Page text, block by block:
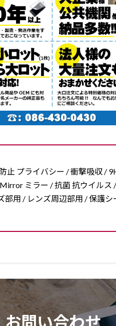
止 プライバシー / 衝撃吸収 /
ミラー / 抗菌 抗ウイル
用 / レンズ周辺部用 / 保護
お問い合わせ